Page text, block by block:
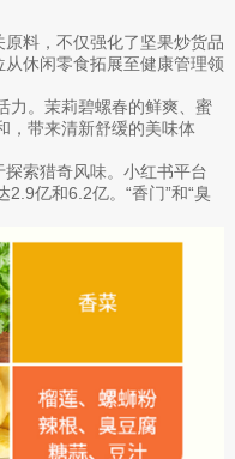
料，不仅强化了坚果炒货品
从休闲零食拓展至健康管理领
力。茉莉碧螺春的鲜爽、蜜
，带来清新舒缓的美味体
探索猎奇风味。小红书平台
2.9亿和6.2亿。“香门”和“臭